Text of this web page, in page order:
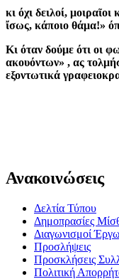
κι όχι δειλοί,
ἴσως, κάποιο θάμα!»
Κι όταν δούμε ότι οι
ακουόντων» , ας
εξοντωτικά
Ανακοινώσεις
Δελτία Τύπου
Δημοπρασίες
Διαγωνισμοί
Προσλήψεις
Προσκλήσεις
Πολιτική